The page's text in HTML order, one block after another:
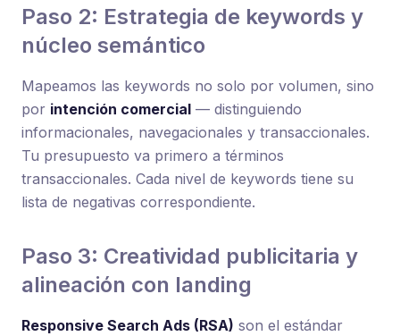
Paso 2: Estrategia de keywords y
núcleo semántico
Mapeamos las keywords no solo por volumen, sino
por intención comercial — distinguiendo
informacionales, navegacionales y transaccionales.
Tu presupuesto va primero a términos
transaccionales. Cada nivel de keywords tiene su
lista de negativas correspondiente.
Paso 3: Creatividad publicitaria y
alineación con landing
Responsive Search Ads (RSA) son el estándar